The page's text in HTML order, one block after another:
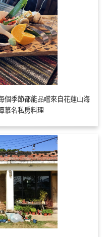
個季節都能品嚐來自花蓮山海
慕名私房料理